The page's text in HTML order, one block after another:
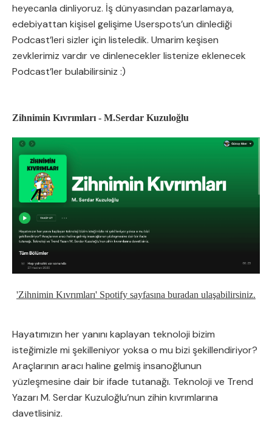
heyecanla dinliyoruz. İş dünyasından pazarlamaya,
edebiyattan kişisel gelişime Userspots’un dinlediği
Podcast’leri sizler için listeledik. Umarim keşisen
zevklerimiz vardır ve dinlenecekler listenize eklenecek
Podcast’ler bulabilirsiniz :)
Zihnimin Kıvrımları - M.Serdar Kuzuloğlu
'Zihnimin Kıvrımları' Spotify sayfasına buradan ulaşabilirsiniz.
Hayatımızın her yanını kaplayan teknoloji bizim
isteğimizle mi şekilleniyor yoksa o mu bizi şekillendiriyor?
Araçlarının aracı haline gelmiş insanoğlunun
yüzleşmesine dair bir ifade tutanağı. Teknoloji ve Trend
Yazarı M. Serdar Kuzuloğlu’nun zihin kıvrımlarına
davetlisiniz.